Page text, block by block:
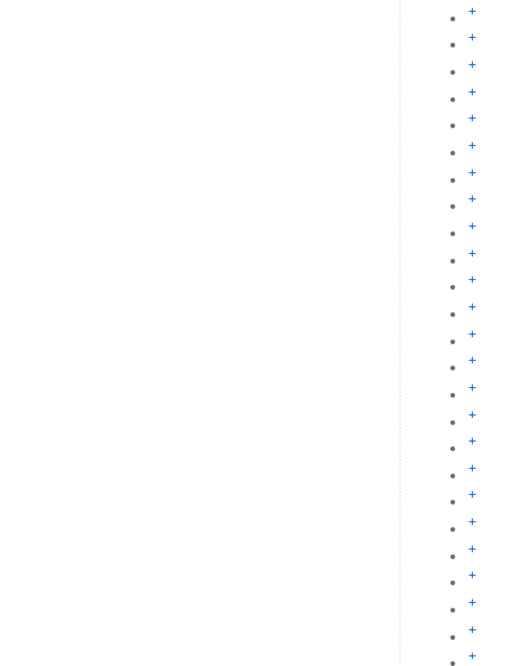
+
+
+
+
+
+
+
+
+
+
+
+
+
+
+
+
+
+
+
+
+
+
+
+
+